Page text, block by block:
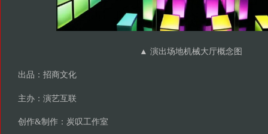
▲ 演出场地机械大厅概念图
出品：招商文化
主办：演艺互联
创作&制作：炭叹工作室